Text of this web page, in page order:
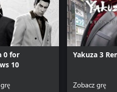
0 for
10
Yakuza 3
Zobacz grę